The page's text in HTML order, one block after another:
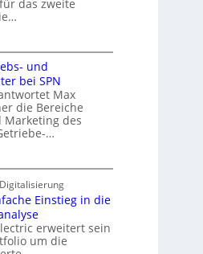
das zweite
und
bei SPN
Max
die Bereiche
des
…
Einstieg in die
erweitert sein
um die